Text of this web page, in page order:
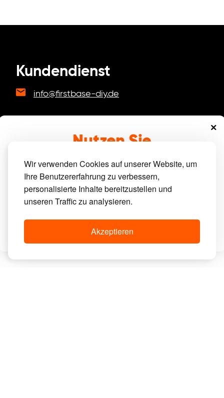
Wir verwenden Cookies auf unserer Website, um
Ihre Benutzererfahrung zu verbessern,
personalisierte Inhalte bereitzustellen und
unseren Traffic zu analysieren.
Akzeptieren
Kundendienst
info@firstbase-diy.de
Das denken andere
Handwerker
Projekte ansehen
Nutzen Sie
Ihren Vorteil!
Mengenrabatt
Kartons -